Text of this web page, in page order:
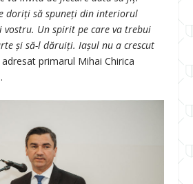
doriți să spuneți din interiorul
Un spirit pe care va trebui
și să-l dăruiți. Iașul nu a crescut
adresat primarul Mihai Chirica